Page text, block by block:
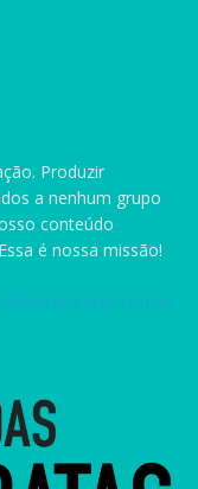
Produzir
a nenhum grupo
conteúdo
é nossa missão!